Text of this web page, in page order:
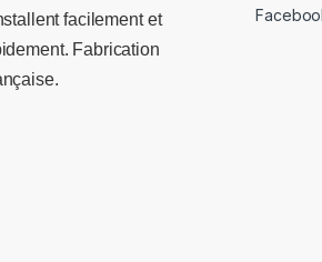
facilement et
Fabrication